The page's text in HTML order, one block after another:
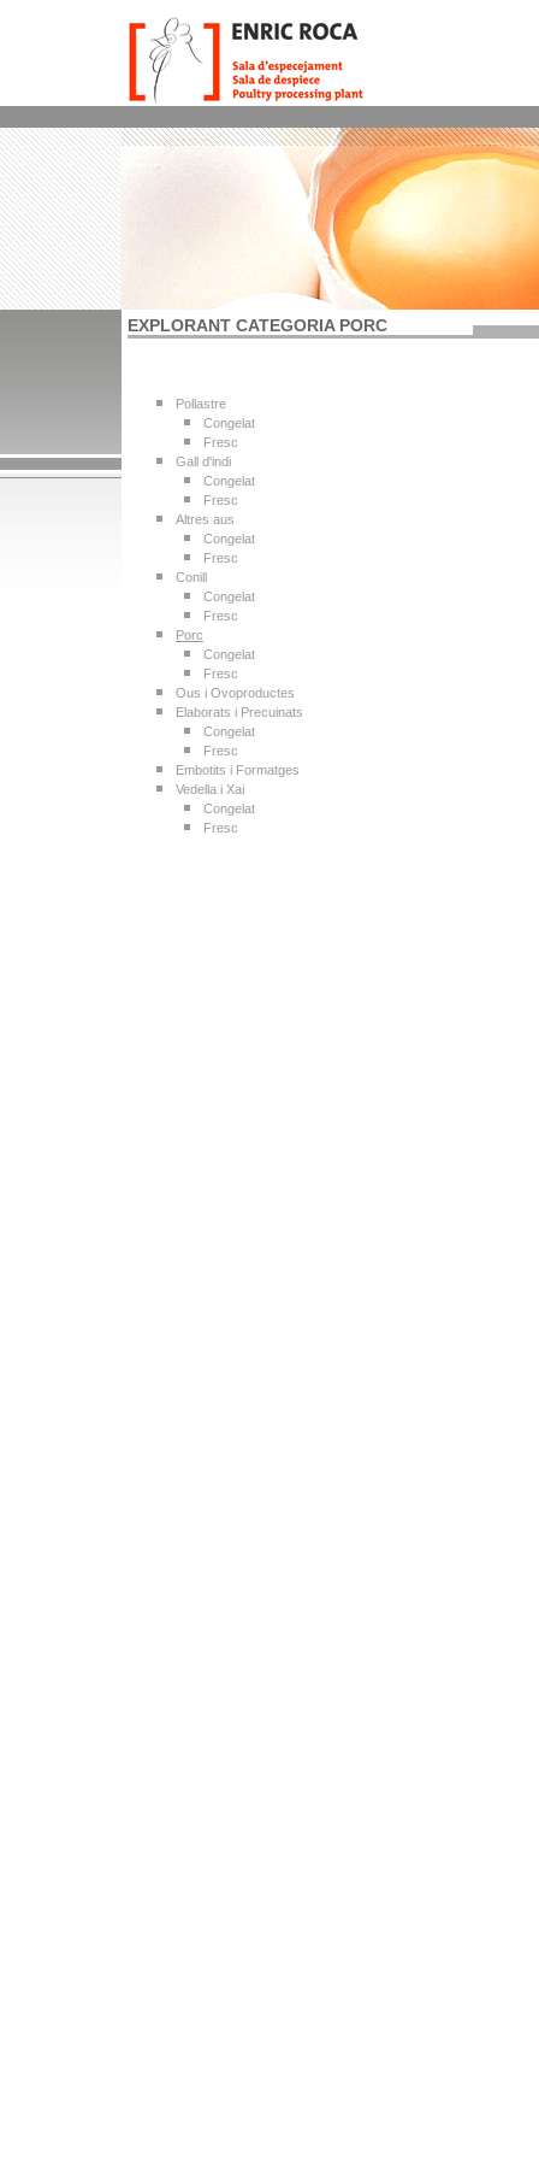
EXPLORANT CATEGORIA PORC
Pollastre
Congelat
Fresc
Gall d'indi
Congelat
Fresc
Altres aus
Congelat
Fresc
Conill
Congelat
Fresc
Porc
Congelat
Fresc
Ous i Ovoproductes
Elaborats i Precuinats
Congelat
Fresc
Embotits i Formatges
Vedella i Xai
Congelat
Fresc